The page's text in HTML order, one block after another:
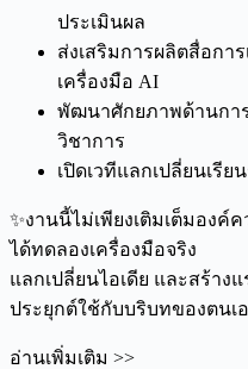
ประเมินผล
ส่งเสริมการผลิตสื่อกา
เครื่องมือ AI
พัฒนาศักยภาพด้านกา
วิชาการ
เปิดเวทีแลกเปลี่ยนเรี
✨งานนี้ไม่เพียงเติมเต็มอง
ได้ทดลองเครื่องมือจริง
แลกเปลี่ยนไอเดีย และสร้าง
ประยุกต์ใช้กับบริบทของตนเ
อ่านเพิ่มเติม >>